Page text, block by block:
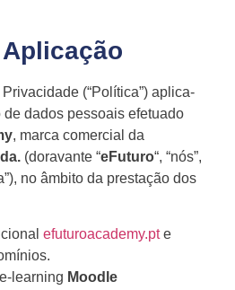
(“Política”) aplica-
de dados pessoais efetuado
, marca comercial da
(doravante “eFuturo“, “nós”,
no âmbito da prestação dos
efuturoacademy.pte
learning Moodle